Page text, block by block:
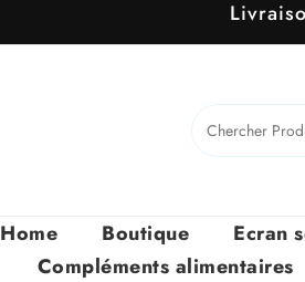
Home Boutique Ecran
Compléments alimentaires